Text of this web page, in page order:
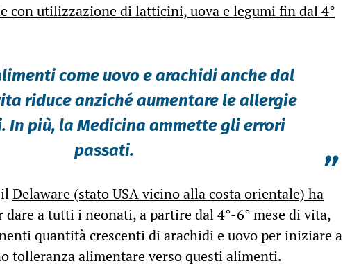
con utilizzazione di latticini, uova e legumi fin dal 4°
come uovo e arachidi anche dal
riduce anziché aumentare le allergie
In più, la Medicina ammette gli errori
passati.
”
Delaware (stato USA vicino alla costa orientale) ha
dare a tutti i neonati, a partire dal 4°-6° mese di vita,
quantità crescenti di arachidi e uovo per iniziare a
tolleranza alimentare verso questi alimenti.